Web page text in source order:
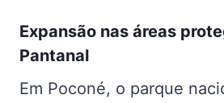
Expansão nas áreas
Pantanal
Em Poconé, o parque